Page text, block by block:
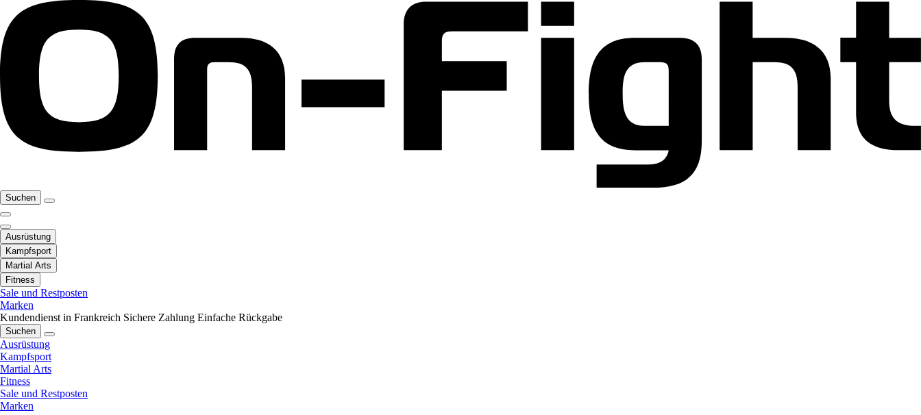
Suchen
Ausrüstung
Kampfsport
Martial Arts
Fitness
Sale und Restposten
Marken
Kundendienst in Frankreich Sichere Zahlung Einfache Rückgabe
Suchen
Ausrüstung
Kampfsport
Martial Arts
Fitness
Sale und Restposten
Marken